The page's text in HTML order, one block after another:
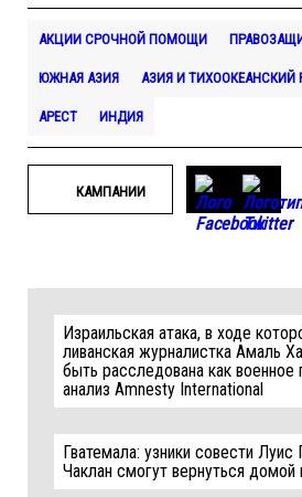
АКЦИИ СРОЧНОЙ ПОМОЩИ
ЮЖНАЯ АЗИЯ АЗИЯ И ТИХООКЕАНСКИЙ
АРЕСТ ИНДИЯ
КАМПАНИИ
Израильская атака, в ходе
ливанская журналистка Амаль
быть расследована как военное
анализ Amnesty International
Гватемала: узники совести Луис
Чаклан смогут вернуться